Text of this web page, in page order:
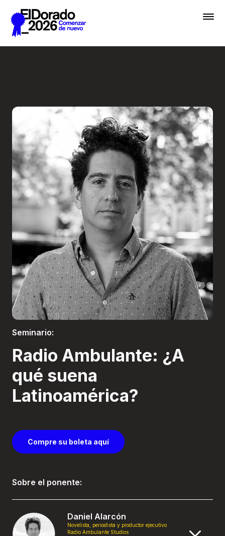
Saltar al contenido principal
Academias
Archivo
Inscribir
Boletería
Seminario:
Radio Ambulante: ¿A
qué suena
Latinoamérica?
Compre su boleta aquí
Sobre el ponente:
Daniel Alarcón
Novelista, periodista y productor ejecutivo
Radio Ambulante Studios